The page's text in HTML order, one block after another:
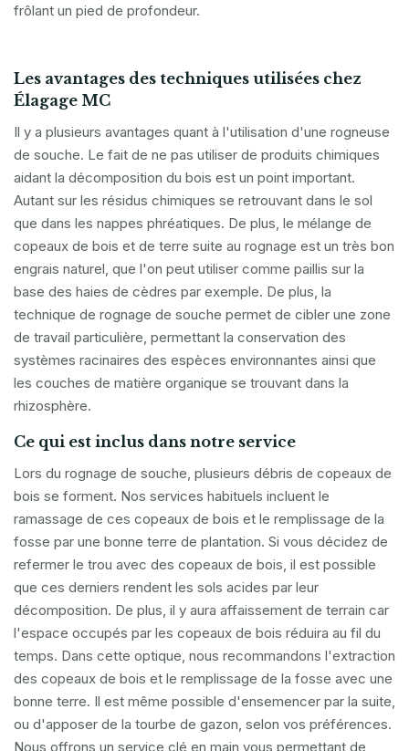
frôlant un pied de profondeur.
Les avantages des techniques utilisées chez
Élagage MC
Il y a plusieurs avantages quant à l'utilisation d'une rogneuse
de souche. Le fait de ne pas utiliser de produits chimiques
aidant la décomposition du bois est un point important.
Autant sur les résidus chimiques se retrouvant dans le sol
que dans les nappes phréatiques. De plus, le mélange de
copeaux de bois et de terre suite au rognage est un très bon
engrais naturel, que l'on peut utiliser comme paillis sur la
base des haies de cèdres par exemple. De plus, la
technique de rognage de souche permet de cibler une zone
de travail particulière, permettant la conservation des
systèmes racinaires des espèces environnantes ainsi que
les couches de matière organique se trouvant dans la
rhizosphère.
Ce qui est inclus dans notre service
Lors du rognage de souche, plusieurs débris de copeaux de
bois se forment. Nos services habituels incluent le
ramassage de ces copeaux de bois et le remplissage de la
fosse par une bonne terre de plantation. Si vous décidez de
refermer le trou avec des copeaux de bois, il est possible
que ces derniers rendent les sols acides par leur
décomposition. De plus, il y aura affaissement de terrain car
l'espace occupés par les copeaux de bois réduira au fil du
temps. Dans cette optique, nous recommandons l'extraction
des copeaux de bois et le remplissage de la fosse avec une
bonne terre. Il est même possible d'ensemencer par la suite,
ou d'apposer de la tourbe de gazon, selon vos préférences.
Nous offrons un service clé en main vous permettant de